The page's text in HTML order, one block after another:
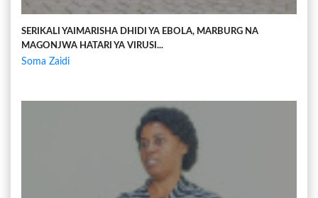
SERIKALI YAIMARISHA DHIDI YA EBOLA, MARBURG NA
MAGONJWA HATARI YA VIRUSI...
Soma Zaidi